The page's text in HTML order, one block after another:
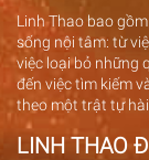
Linh Thao bao
sống nội tâm: từ
việc loại bỏ những
đến việc tìm kiếm
theo một trật tự hài
LINH THAO